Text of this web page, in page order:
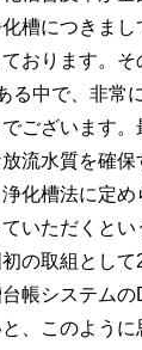
槽につきま
おります。そ
る中で、非常
ございます。
流水質を確保
化槽法に定め
いただくとい
の取組として
帳システム
、このように